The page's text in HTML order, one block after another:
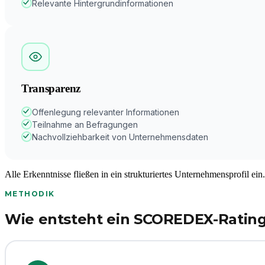
Relevante Hintergrundinformationen
Transparenz
Offenlegung relevanter Informationen
Teilnahme an Befragungen
Nachvollziehbarkeit von Unternehmensdaten
Alle Erkenntnisse fließen in ein strukturiertes Unternehmensprofil ein.
METHODIK
Wie entsteht ein SCOREDEX-